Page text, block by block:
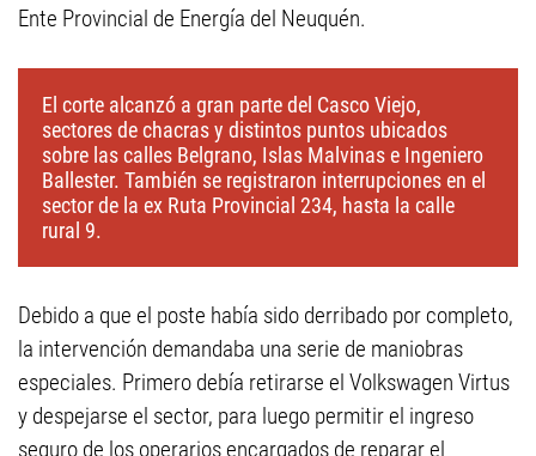
Ente Provincial de Energía del Neuquén.
El corte alcanzó a gran parte del Casco Viejo,
sectores de chacras y distintos puntos ubicados
sobre las calles Belgrano, Islas Malvinas e Ingeniero
Ballester. También se registraron interrupciones en el
sector de la ex Ruta Provincial 234, hasta la calle
rural 9.
Debido a que el poste había sido derribado por completo,
la intervención demandaba una serie de maniobras
especiales. Primero debía retirarse el Volkswagen Virtus
y despejarse el sector, para luego permitir el ingreso
seguro de los operarios encargados de reparar el